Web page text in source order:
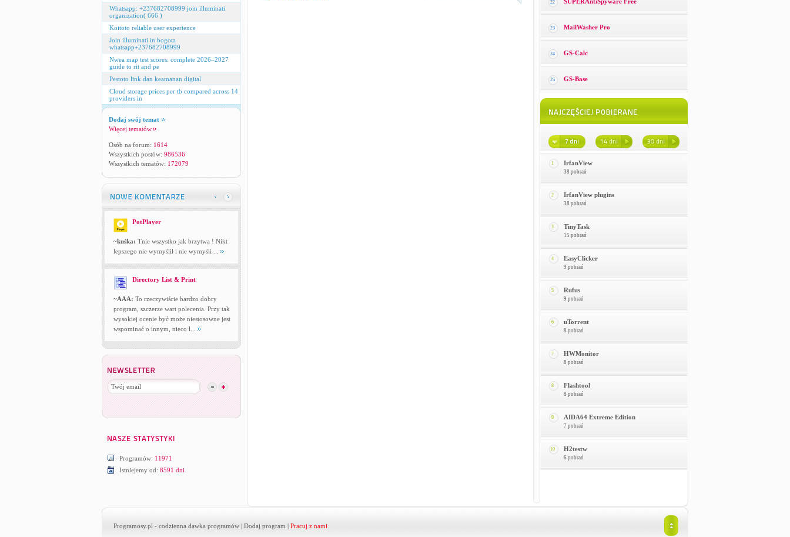
Whatsapp: +237682708999 join illuminati
organization( 666 )
Koitoto reliable user experience
Join illuminati in bogota
whatsapp+237682708999
Nwea map test scores: complete 2026–2027
guide to rit and pe
Pestoto link dan keamanan digital
Cloud storage prices per tb compared across 14
providers in
Dodaj swój temat
Więcej tematów
Osób na forum: 1614
Wszystkich postów: 986536
Wszystkich tematów: 172079
PotPlayer
~kuśka: Tnie wszystko jak brzytwa ! Nikt
lepszego nie wymyślił i nie wymyśli ...
Directory List & Print
~AAA: To rzeczywiście bardzo dobry
program, szczerze wart polecenia. Przy tak
wysokiej ocenie być może niestosowne jest
wspominać o innym, nieco l...
Programów: 11971
Istniejemy od: 8591 dni
22
23 MailWasher Pro
24 GS-Calc
25 GS-Base
1 IrfanView
38 pobrań
2 IrfanView plugins
38 pobrań
3 TinyTask
15 pobrań
4 EasyClicker
9 pobrań
5 Rufus
9 pobrań
6 uTorrent
8 pobrań
7 HWMonitor
8 pobrań
8 Flashtool
8 pobrań
9 AIDA64 Extreme Edition
7 pobrań
10 H2testw
6 pobrań
Programosy.pl - codzienna dawka programów | Dodaj program | Pracuj z nami